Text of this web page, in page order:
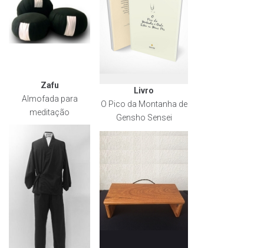
Zafu
Almofada para
meditação
Livro
O Pico da Montanha de
Gensho Sensei